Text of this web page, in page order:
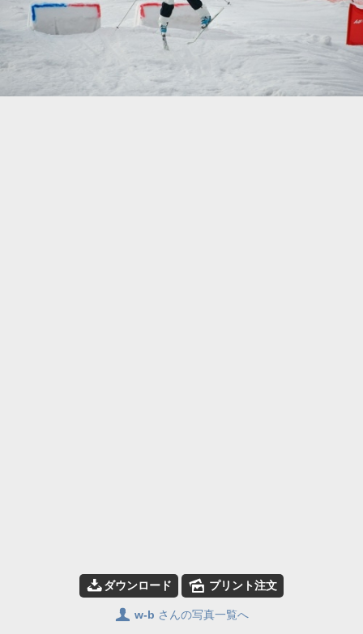
📥ダウンロード 🌄 プリント注文
👤 w-b さんの写真一覧へ